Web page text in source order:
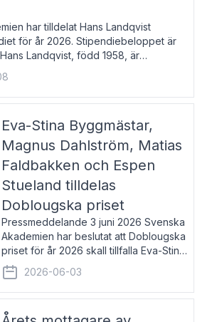
har tilldelat Hans Landqvist
för år 2026. Stipendiebeloppet är
Landqvist, född 1958, är
vid Göteborgs universitet. Han
på avhandlingen Författn
Eva-Stina Byggmästar,
Magnus Dahlström, Matias
Faldbakken och Espen
Stueland tilldelas
Doblougska priset
Pressmeddelande 3 juni 2026 Svenska
Akademien har beslutat att Doblougska
priset för år 2026 skall tillfalla Eva-Stina
Byggmästar, Magnus Dahlström, Matias
Faldbakken samt Espen Stueland.
Prisbeloppet är 200 000 svenska
2026-06-03